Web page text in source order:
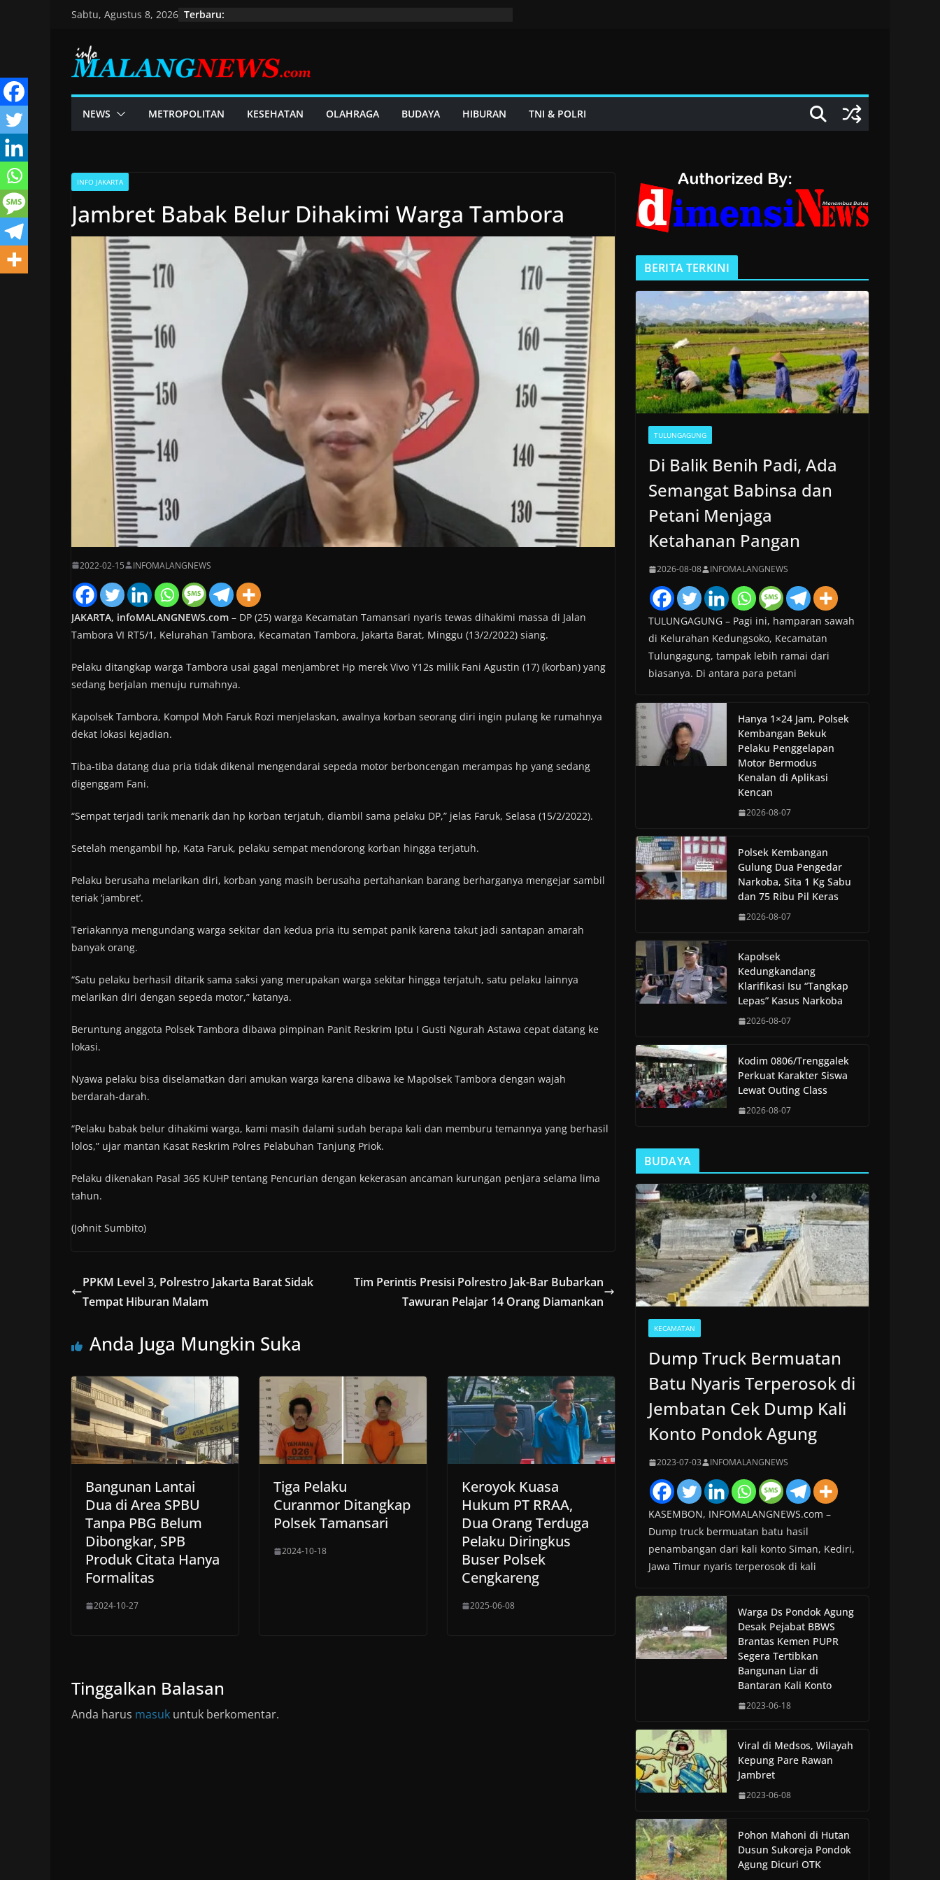
content
Sabtu, Agustus 8, 2026 Terbaru:
NEWS METROPOLITAN KESEHATAN OLAHRAGA BUDAYA HIBURAN TNI & POLRI
INFO JAKARTA
Jambret Babak Belur Dihakimi Warga Tambora
2022-02-15 INFOMALANGNEWS
JAKARTA, infoMALANGNEWS.com – DP (25) warga Kecamatan Tamansari nyaris tewas dihakimi massa di Jalan
Tambora VI RT5/1, Kelurahan Tambora, Kecamatan Tambora, Jakarta Barat, Minggu (13/2/2022) siang.
Pelaku ditangkap warga Tambora usai gagal menjambret Hp merek Vivo Y12s milik Fani Agustin (17) (korban) yang
sedang berjalan menuju rumahnya.
Kapolsek Tambora, Kompol Moh Faruk Rozi menjelaskan, awalnya korban seorang diri ingin pulang ke rumahnya
dekat lokasi kejadian.
Tiba-tiba datang dua pria tidak dikenal mengendarai sepeda motor berboncengan merampas hp yang sedang
digenggam Fani.
“Sempat terjadi tarik menarik dan hp korban terjatuh, diambil sama pelaku DP,” jelas Faruk, Selasa (15/2/2022).
Setelah mengambil hp, Kata Faruk, pelaku sempat mendorong korban hingga terjatuh.
Pelaku berusaha melarikan diri, korban yang masih berusaha pertahankan barang berharganya mengejar sambil
teriak ‘jambret’.
Teriakannya mengundang warga sekitar dan kedua pria itu sempat panik karena takut jadi santapan amarah
banyak orang.
“Satu pelaku berhasil ditarik sama saksi yang merupakan warga sekitar hingga terjatuh, satu pelaku lainnya
melarikan diri dengan sepeda motor,” katanya.
Beruntung anggota Polsek Tambora dibawa pimpinan Panit Reskrim Iptu I Gusti Ngurah Astawa cepat datang ke
lokasi.
Nyawa pelaku bisa diselamatkan dari amukan warga karena dibawa ke Mapolsek Tambora dengan wajah
berdarah-darah.
“Pelaku babak belur dihakimi warga, kami masih dalami sudah berapa kali dan memburu temannya yang berhasil
lolos,” ujar mantan Kasat Reskrim Polres Pelabuhan Tanjung Priok.
Pelaku dikenakan Pasal 365 KUHP tentang Pencurian dengan kekerasan ancaman kurungan penjara selama lima
tahun.
(Johnit Sumbito)
PPKM Level 3, Polrestro Jakarta Barat Sidak
Tempat Hiburan Malam
Tim Perintis Presisi Polrestro Jak-Bar Bubarkan
Tawuran Pelajar 14 Orang Diamankan
Anda Juga Mungkin Suka
Bangunan Lantai
Dua di Area SPBU
Tanpa PBG Belum
Dibongkar, SPB
Produk Citata Hanya
Formalitas
2024-10-27
Tiga Pelaku
Curanmor Ditangkap
Polsek Tamansari
2024-10-18
Keroyok Kuasa
Hukum PT RRAA,
Dua Orang Terduga
Pelaku Diringkus
Buser Polsek
Cengkareng
2025-06-08
Tinggalkan Balasan
Anda harus masuk untuk berkomentar.
BERITA TERKINI
TULUNGAGUNG
Di Balik Benih Padi, Ada
Semangat Babinsa dan
Petani Menjaga
Ketahanan Pangan
2026-08-08 INFOMALANGNEWS
TULUNGAGUNG – Pagi ini, hamparan sawah
di Kelurahan Kedungsoko, Kecamatan
Tulungagung, tampak lebih ramai dari
biasanya. Di antara para petani
Hanya 1×24 Jam, Polsek
Kembangan Bekuk
Pelaku Penggelapan
Motor Bermodus
Kenalan di Aplikasi
Kencan
2026-08-07
Polsek Kembangan
Gulung Dua Pengedar
Narkoba, Sita 1 Kg Sabu
dan 75 Ribu Pil Keras
2026-08-07
Kapolsek
Kedungkandang
Klarifikasi Isu “Tangkap
Lepas” Kasus Narkoba
2026-08-07
Kodim 0806/Trenggalek
Perkuat Karakter Siswa
Lewat Outing Class
2026-08-07
BUDAYA
KECAMATAN
Dump Truck Bermuatan
Batu Nyaris Terperosok di
Jembatan Cek Dump Kali
Konto Pondok Agung
2023-07-03 INFOMALANGNEWS
KASEMBON, INFOMALANGNEWS.com –
Dump truck bermuatan batu hasil
penambangan dari kali konto Siman, Kediri,
Jawa Timur nyaris terperosok di kali
Warga Ds Pondok Agung
Desak Pejabat BBWS
Brantas Kemen PUPR
Segera Tertibkan
Bangunan Liar di
Bantaran Kali Konto
2023-06-18
Viral di Medsos, Wilayah
Kepung Pare Rawan
Jambret
2023-06-08
Pohon Mahoni di Hutan
Dusun Sukoreja Pondok
Agung Dicuri OTK